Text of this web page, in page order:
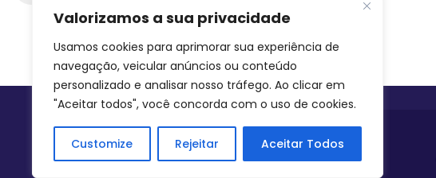
Valorizamos a sua privacidade
Usamos cookies para aprimorar sua experiência de
navegação, veicular anúncios ou conteúdo
personalizado e analisar nosso tráfego. Ao clicar em
"Aceitar todos", você concorda com o uso de cookies.
Customize Rejeitar Aceitar Todos
0 SHARES
Siga-nos